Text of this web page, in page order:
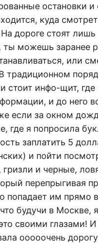
остановки и
куда
На дороге стоят
ты можешь заранее
или
традиционном
стоит инфо-щит, где
и до него
если за окном
где я попросила
заплатить 5
и пойти
и черные,
перепрыгивая
попадает им прямо
будучи в Москве,
своими глазами!
ооооочень